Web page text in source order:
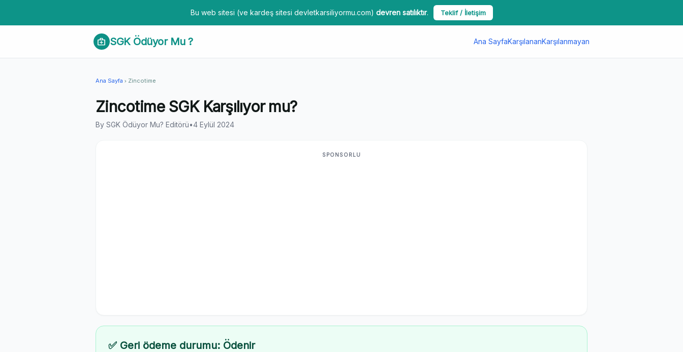
Bu web sitesi (ve kardeş sitesi devletkarsiliyormu.com) devren satılıktır. Teklif / İletişim
medical_services SGK Ödüyor Mu ? Ana SayfaKarşılananKarşılanmayan
Ana Sayfa chevron_right Zincotime
Zincotime SGK Karşılıyor mu?
By SGK Ödüyor Mu? Editörü•4 Eylül 2024
SPONSORLU
✅ Geri ödeme durumu: Ödenir